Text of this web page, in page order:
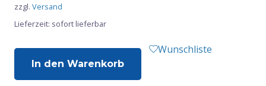
zzgl. Versand
Lieferzeit: sofort lieferbar
In den Warenkorb
Wunschliste